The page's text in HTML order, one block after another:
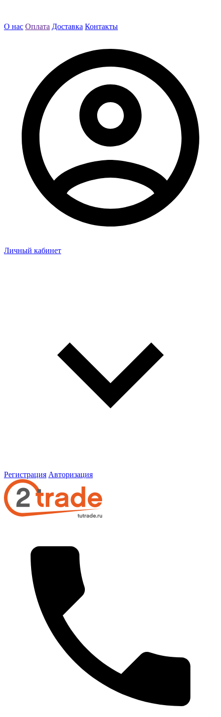
О нас Оплата Доставка Контакты
Личный кабинет
Регистрация Авторизация